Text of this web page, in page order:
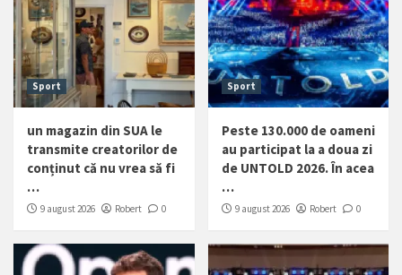
Sport
un magazin din SUA le
transmite creatorilor de
conținut că nu vrea să fi
…
9 august 2026 Robert 0
Sport
Peste 130.000 de oameni
au participat la a doua zi
de UNTOLD 2026. În acea
…
9 august 2026 Robert 0